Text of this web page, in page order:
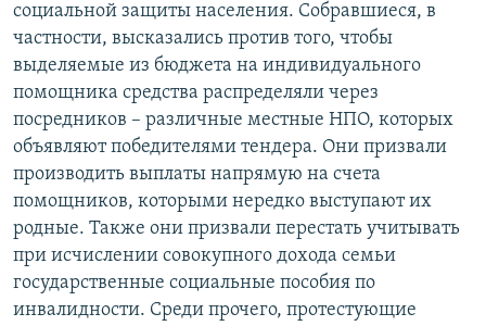
социальной защиты населения. Собравшиеся, в
частности, высказались против того, чтобы
выделяемые из бюджета на индивидуального
помощника средства распределяли через
посредников – различные местные НПО, которых
объявляют победителями тендера. Они призвали
производить выплаты напрямую на счета
помощников, которыми нередко выступают их
родные. Также они призвали перестать учитывать
при исчислении совокупного дохода семьи
государственные социальные пособия по
инвалидности. Среди прочего, протестующие